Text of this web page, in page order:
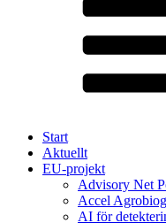
Start
Aktuellt
EU-projekt
Advisory Net
Accel
AI för